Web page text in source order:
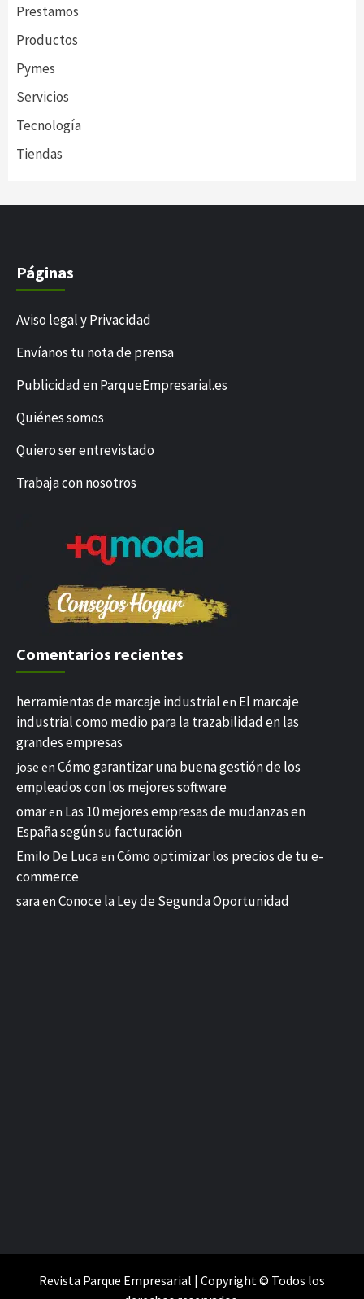
Prestamos
Productos
Pymes
Servicios
Tecnología
Tiendas
Páginas
Aviso legal y Privacidad
Envíanos tu nota de prensa
Publicidad en ParqueEmpresarial.es
Quiénes somos
Quiero ser entrevistado
Trabaja con nosotros
Comentarios recientes
herramientas de marcaje industrial en El marcaje
industrial como medio para la trazabilidad en las
grandes empresas
jose en Cómo garantizar una buena gestión de los
empleados con los mejores software
omaren Las 10 mejores empresas de mudanzas en
España según su facturación
Emilo De Lucaen Cómo optimizar los precios de tu e-
commerce
saraen Conoce la Ley de Segunda Oportunidad
Revista Parque Empresarial | Copyright © Todos los